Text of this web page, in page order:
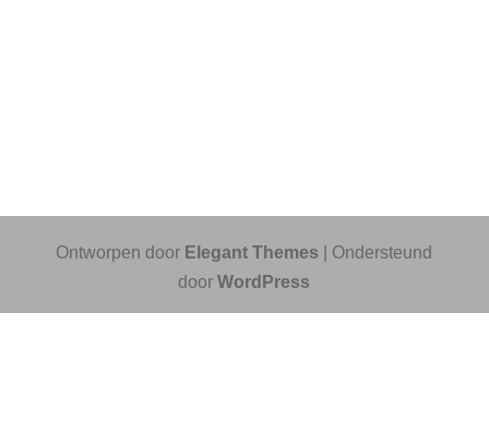
Ontworpen door Elegant Themes | Ondersteund
doorWordPress